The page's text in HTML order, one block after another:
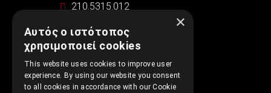
210.5315.012
support@embryopub.gr
ΔΕ - ΠΑ 09:00 – 17:00
Ιερά Οδός 286
×
Αυτός ο ιστότοπος
χρησιμοποιεί cookies
This website uses cookies to improve user
experience. By using our website you consent
to all cookies in accordance with our Cookie